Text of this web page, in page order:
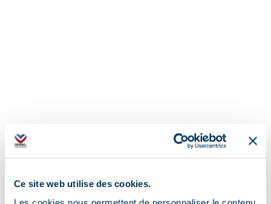
Ce site web utilise des cookies.